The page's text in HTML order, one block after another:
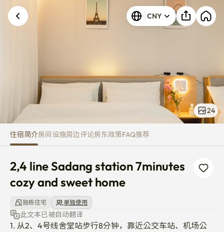
2,4 line Sadang station
CNY
24
住宿简介房间设施周边评论房东政策FAQ推荐
2,4 line Sadang station 7minutes
cozy and sweet home
独栋住宅 单独使用
此文本已被自动翻译
1. 从2、4号线舍堂站步行8分钟，靠近公交车站、机场公